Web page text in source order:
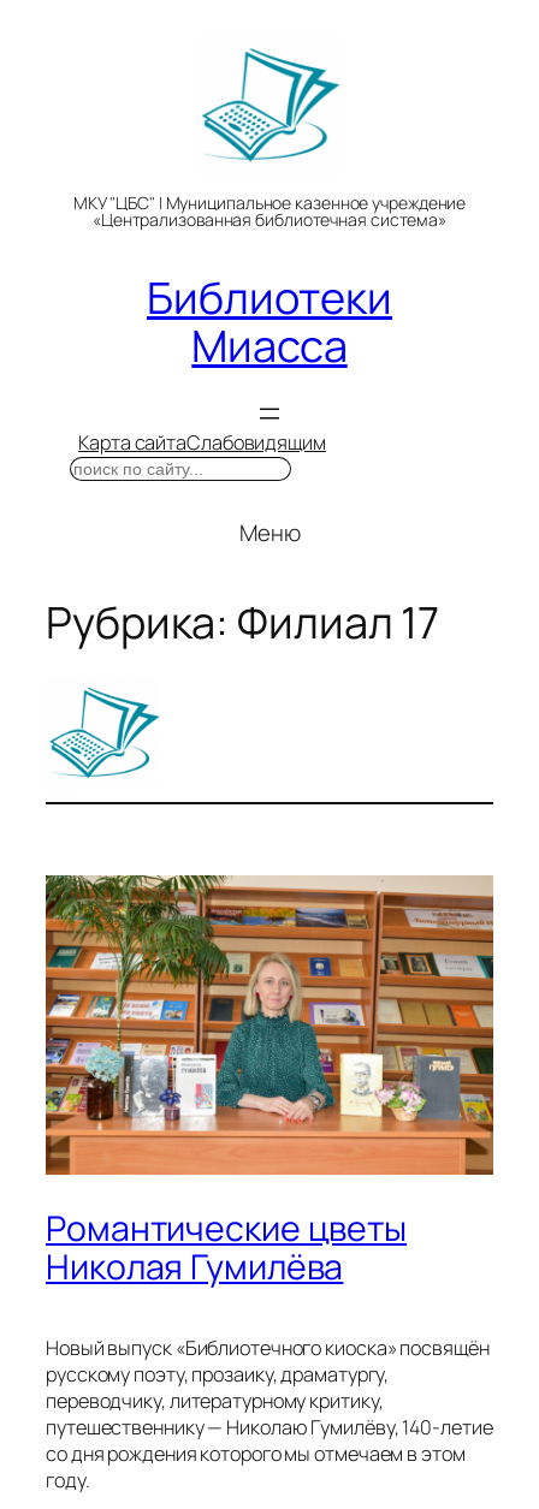
МКУ "ЦБС" | Муниципальное казенное учреждение
«Централизованная библиотечная система»
Библиотеки
Миасса
Карта сайтаСлабовидящим
Поиск
Меню
Рубрика: Филиал 17
Романтические цветы
Николая Гумилёва
Новый выпуск «Библиотечного киоска» посвящён
русскому поэту, прозаику, драматургу,
переводчику, литературному критику,
путешественнику — Николаю Гумилёву, 140-летие
со дня рождения которого мы отмечаем в этом
году.